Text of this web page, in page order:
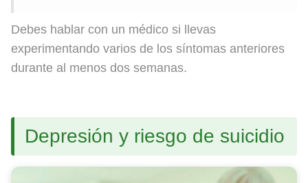
Debes hablar con un médico si llevas
experimentando varios de los síntomas anteriores
durante al menos dos semanas.
Depresión y riesgo de suicidio